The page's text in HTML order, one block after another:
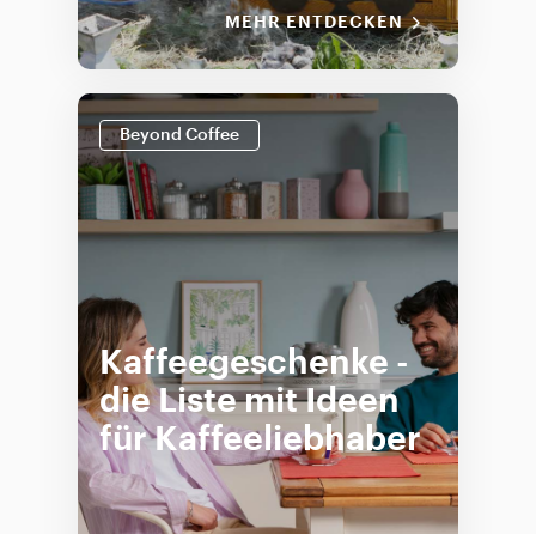
MEHR ENTDECKEN
Beyond Coffee
Kaffeegeschenke -
die Liste mit Ideen
für Kaffeeliebhaber